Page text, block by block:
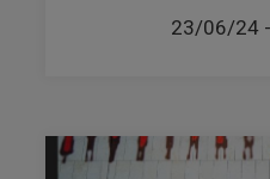
-
23/06/24